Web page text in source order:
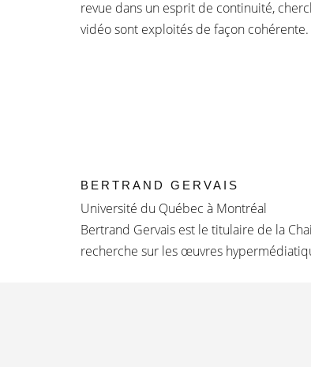
revue dans un esprit de continuité,
vidéo sont exploités de façon
BERTRAND GERVAIS
Université du Québec à Montréal
Bertrand Gervais est le titulaire de la
recherche sur les œuvres